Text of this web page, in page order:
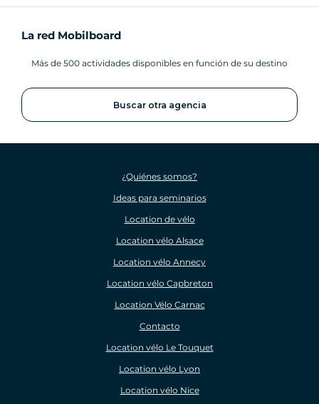
La red Mobilboard
Más de 500 actividades disponibles en función de su destino
Buscar otra agencia
¿Quiénes somos?
Ideas para seminarios
Location de vélo
Location vélo Alsace
Location vélo Annecy
Location vélo Capbreton
Location Vélo Carnac
Contacto
Location vélo Le Touquet
Location vélo Lyon
Location vélo Nice